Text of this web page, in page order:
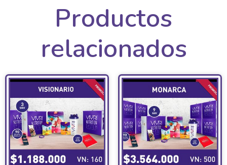
Productos
relacionados